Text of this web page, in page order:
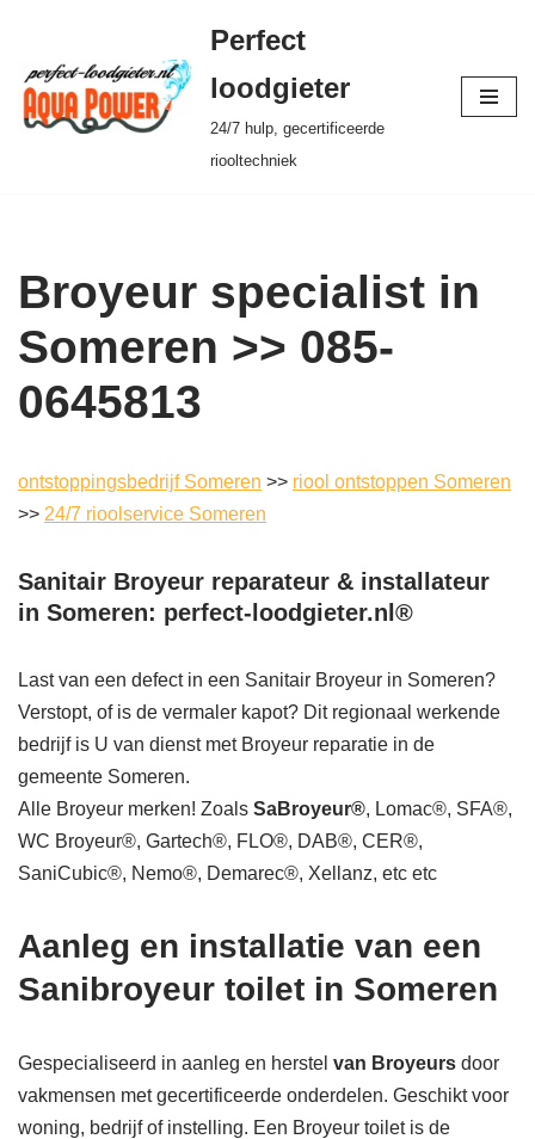
Ga
naar
de
Perfect
loodgieter
24/7 hulp, gecertificeerde
riooltechniek
Broyeur specialist in
Someren >> 085-
0645813
ontstoppingsbedrijf Someren >> riool ontstoppen Someren
>> 24/7 rioolservice Someren
Sanitair Broyeur reparateur & installateur
in Someren: perfect-loodgieter.nl®
Last van een defect in een Sanitair Broyeur in Someren?
Verstopt, of is de vermaler kapot? Dit regionaal werkende
bedrijf is U van dienst met Broyeur reparatie in de
gemeente Someren.
Alle Broyeur merken! Zoals SaBroyeur®, Lomac®, SFA®,
WC Broyeur®, Gartech®, FLO®, DAB®, CER®,
SaniCubic®, Nemo®, Demarec®, Xellanz, etc etc
Aanleg en installatie van een
Sanibroyeur toilet in Someren
Gespecialiseerd in aanleg en herstel van Broyeurs door
vakmensen met gecertificeerde onderdelen. Geschikt voor
woning, bedrijf of instelling. Een Broyeur toilet is de